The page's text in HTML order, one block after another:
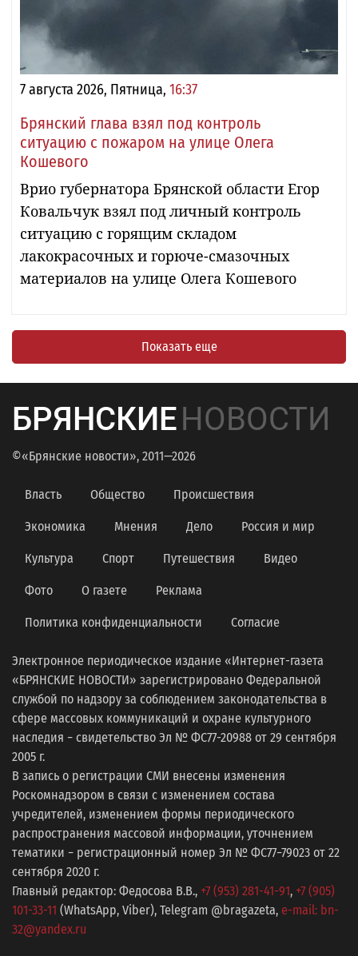
7 августа 2026, Пятница, 16:37
Брянский глава взял под контроль
ситуацию с пожаром на улице Олега
Кошевого
Врио губернатора Брянской области Егор
Ковальчук взял под личный контроль
ситуацию с горящим складом
лакокрасочных и горюче-смазочных
материалов на улице Олега Кошевого
Показать еще
БРЯНСКИЕНОВОСТИ
©«Брянские новости», 2011—2026
Власть Общество Происшествия
Экономика Мнения Дело Россия и мир
Культура Спорт Путешествия Видео
Фото О газете Реклама
Политика конфиденциальности Согласие
Электронное периодическое издание «Интернет-газета
«БРЯНСКИЕ НОВОСТИ» зарегистрировано Федеральной
службой по надзору за соблюдением законодательства в
сфере массовых коммуникаций и охране культурного
наследия − свидетельство Эл № ФС77-20988 от 29 сентября
2005 г.
В запись о регистрации СМИ внесены изменения
Роскомнадзором в связи с изменением состава
учредителей, изменением формы периодического
распространения массовой информации, уточнением
тематики − регистрационный номер Эл № ФС77−79023 от 22
сентября 2020 г.
Главный редактор: Федосова В.В., +7 (953) 281-41-91, +7 (905)
101-33-11 (WhatsApp, Viber), Telegram @bragazeta, e-mail: bn-
32@yandex.ru